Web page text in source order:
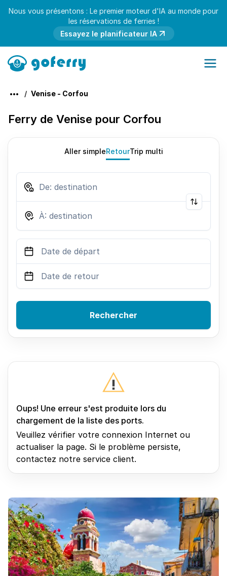
Nous vous présentons : Le premier moteur d'IA au monde pour
les réservations de ferries !
Essayez le planificateur IA
Venise - Corfou
Ferry de Venise pour Corfou
Aller simpleRetourTrip multi
Rechercher
Oups! Une erreur s'est produite lors du
chargement de la liste des ports.
Veuillez vérifier votre connexion Internet ou
actualiser la page. Si le problème persiste,
contactez notre service client.